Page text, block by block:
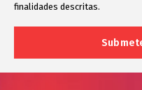
finalidades descritas.